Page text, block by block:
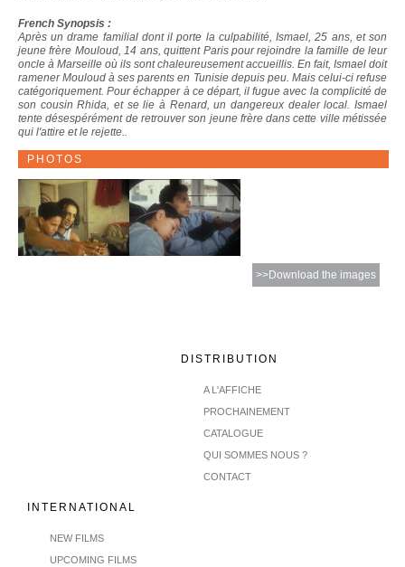
French Synopsis :
Après un drame familial dont il porte la culpabilité, Ismael, 25 ans, et son
jeune frère Mouloud, 14 ans, quittent Paris pour rejoindre la famille de leur
oncle à Marseille où ils sont chaleureusement accueillis. En fait, Ismael doit
ramener Mouloud à ses parents en Tunisie depuis peu. Mais celui-ci refuse
catégoriquement. Pour échapper à ce départ, il fugue avec la complicité de
son cousin Rhida, et se lie à Renard, un dangereux dealer local. Ismael
tente désespérément de retrouver son jeune frère dans cette ville métissée
qui l'attire et le rejette..
PHOTOS
>>Download the images
DISTRIBUTION
A L'AFFICHE
PROCHAINEMENT
CATALOGUE
QUI SOMMES NOUS ?
CONTACT
INTERNATIONAL
NEW FILMS
UPCOMING FILMS